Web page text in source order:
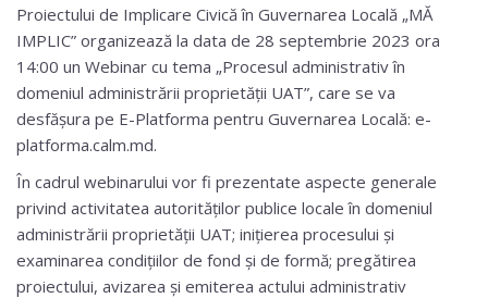
Proiectului de Implicare Civică în Guvernarea Locală „MĂ
IMPLIC” organizează la data de 28 septembrie 2023 ora
14:00 un Webinar cu tema „Procesul administrativ în
domeniul administrării proprietății UAT”, care se va
desfășura pe E-Platforma pentru Guvernarea Locală: e-
platforma.calm.md.
În cadrul webinarului vor fi prezentate aspecte generale
privind activitatea autorităților publice locale în domeniul
administrării proprietății UAT; inițierea procesului și
examinarea condițiilor de fond și de formă; pregătirea
proiectului, avizarea și emiterea actului administrativ